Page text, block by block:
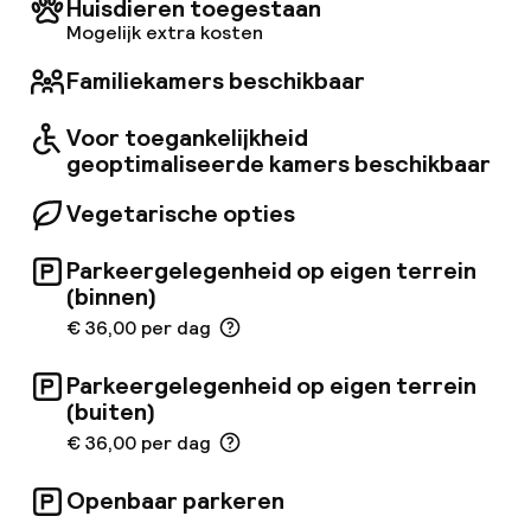
straat barst van het nachtleven: een groot
aantal kwalitatief hoogstaande theaters, bars,
restaurants en cafés zijn hier te vinden,
evenals vele populaire toeristische attracties.
Maar loop een paar stappen van het drukke
centrum via de historische Hajós utca, en het
stadslawaai vervaagt. Hier draait alles om uw
mogelijkheden en comfort. Vergeet onnodige
compromissen tussen uw behoeften en de
registratienummer: SZ19002268
Huisdieren toegestaan
Mogelijk extra kosten
Familiekamers beschikbaar
Voor toegankelijkheid
geoptimaliseerde kamers beschikbaar
Vegetarische opties
Parkeergelegenheid op eigen terrein
(binnen)
€ 36,00 per dag
Parkeergelegenheid op eigen terrein
(buiten)
€ 36,00 per dag
Openbaar parkeren